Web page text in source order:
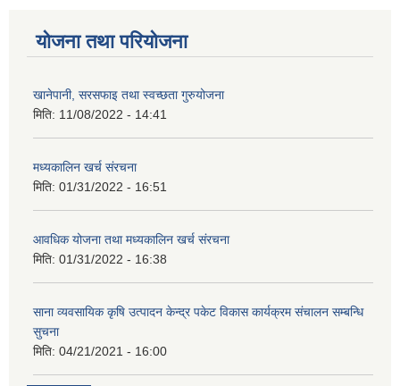
योजना तथा परियोजना
खानेपानी, सरसफाइ तथा स्वच्छता गुरुयोजना
मिति: 11/08/2022 - 14:41
मध्यकालिन खर्च संरचना
मिति: 01/31/2022 - 16:51
आवधिक योजना तथा मध्यकालिन खर्च संरचना
मिति: 01/31/2022 - 16:38
साना व्यवसायिक कृषि उत्पादन केन्द्र पकेट विकास कार्यक्रम संचालन सम्बन्धि
सुचना
मिति: 04/21/2021 - 16:00